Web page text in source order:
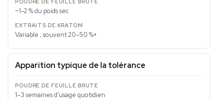
~1–2 % du poids sec
Variable ; souvent 20–50 %+
Apparition typique de la tolérance
1–3 semaines d'usage quotidien